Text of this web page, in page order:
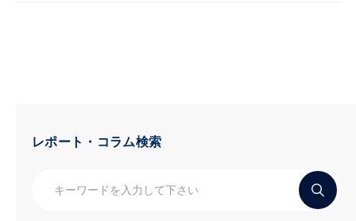
レポート・コラム検索